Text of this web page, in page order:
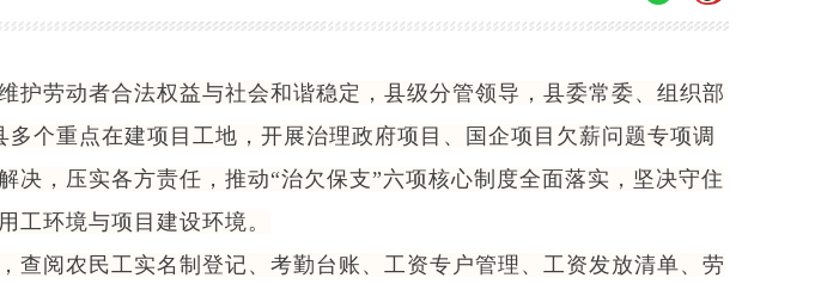
劳动者合法权益与社会和谐稳定，县级分管领导，县委常委、组织部
个重点在建项目工地，开展治理政府项目、国企项目欠薪问题专项调
，压实各方责任，推动“治欠保支”六项核心制度全面落实，坚决守住
工环境与项目建设环境。
阅农民工实名制登记、考勤台账、工资专户管理、工资发放清单、劳